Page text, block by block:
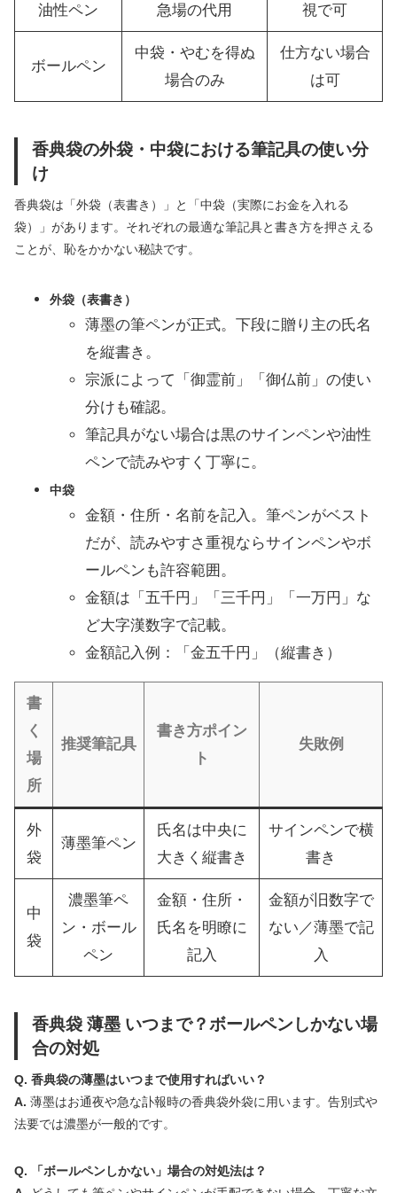
油性ペン
急場の代用
視で可
ボールペン
中袋・やむを得ぬ
場合のみ
仕方ない場合
は可
香典袋の外袋・中袋における筆記具の使い分
け
香典袋は「外袋（表書き）」と「中袋（実際にお金を入れる
袋）」があります。それぞれの最適な筆記具と書き方を押さえる
ことが、恥をかかない秘訣です。
外袋（表書き）
薄墨の筆ペンが正式。下段に贈り主の氏名
を縦書き。
宗派によって「御霊前」「御仏前」の使い
分けも確認。
筆記具がない場合は黒のサインペンや油性
ペンで読みやすく丁寧に。
中袋
金額・住所・名前を記入。筆ペンがベスト
だが、読みやすさ重視ならサインペンやボ
ールペンも許容範囲。
金額は「五千円」「三千円」「一万円」な
ど大字漢数字で記載。
金額記入例：「金五千円」（縦書き）
書
く
場
所
推奨筆記具
書き方ポイン
ト
失敗例
外
袋
薄墨筆ペン
氏名は中央に
大きく縦書き
サインペンで横
書き
中
袋
濃墨筆ペ
ン・ボール
ペン
金額・住所・
氏名を明瞭に
記入
金額が旧数字で
ない／薄墨で記
入
香典袋 薄墨 いつまで？ボールペンしかない場
合の対処
Q. 香典袋の薄墨はいつまで使用すればいい？
A. 薄墨はお通夜や急な訃報時の香典袋外袋に用います。告別式や
法要では濃墨が一般的です。
Q. 「ボールペンしかない」場合の対処法は？